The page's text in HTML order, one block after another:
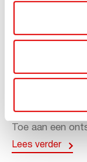
ViaAVIA
ViaLuxury
ViaAVIA Super
Toe aan een
Lees verder